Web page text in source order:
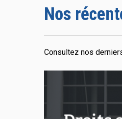
Nos
Consultez nos
matière